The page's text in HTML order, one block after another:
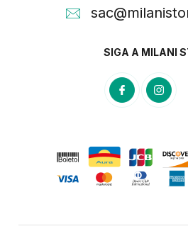
SIGA A MILANI